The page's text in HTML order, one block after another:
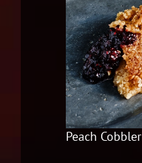
Peach Cobbler